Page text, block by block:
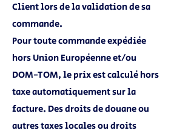
Client lors de la validation de sa
commande.
Pour toute commande expédiée
hors Union Européenne et/ou
DOM-TOM, le prix est calculé hors
taxe automatiquement sur la
facture. Des droits de douane ou
autres taxes locales ou droits